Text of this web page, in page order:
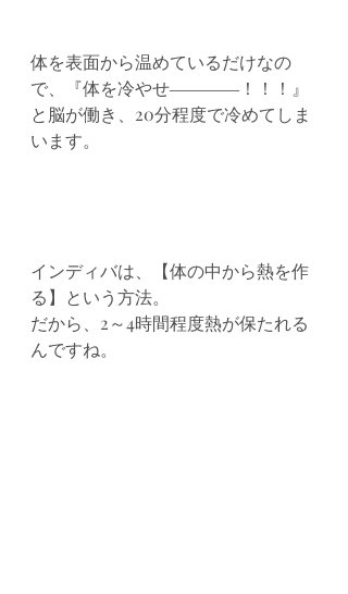
体を表面から温めているだけなの
で、『体を冷やせ――――！！！』
と脳が働き、20分程度で冷めてしま
います。
インディバは、【体の中から熱を作
る】という方法。
だから、2～4時間程度熱が保たれる
んですね。